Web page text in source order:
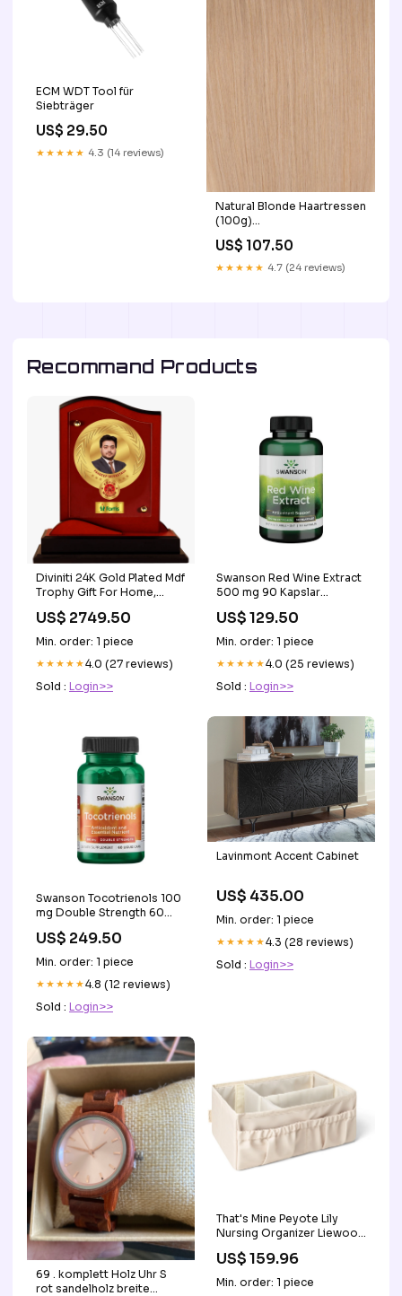
ECM WDT Tool für
Siebträger
US$ 29.50
★★★★★ 4.3 (14 reviews)
Natural Blonde Haartressen
(100g)
US$ 107.50
★★★★★ 4.7 (24 reviews)
Recommand Products
Diviniti 24K Gold Plated Mdf
Trophy Gift For Home,
Congratulations Trophy
For Celebrations,
Ceremony, Events &
Functions-Custom 01 24K
US$ 2749.50
Min. order: 1 piece
★★★★★4.0 (27 reviews)
Sold : Login>>
Swanson Red Wine Extract
500 mg 90 Kapslar
US$ 129.50
Min. order: 1 piece
★★★★★4.0 (25 reviews)
Sold : Login>>
Swanson Tocotrienols 100
mg Double Strength 60
US$ 249.50
Min. order: 1 piece
★★★★★4.8 (12 reviews)
Sold : Login>>
Lavinmont Accent Cabinet
US$ 435.00
Min. order: 1 piece
★★★★★4.3 (28 reviews)
Sold : Login>>
69 . komplett Holz Uhr S
rot sandelholz breite
That's Mine Peyote Lily
Nursing Organizer Liewood
US$ 159.96
Min. order: 1 piece